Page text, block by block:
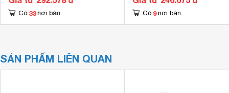
Có 33 nơi bán Có 9 nơi bán
SẢN PHẨM LIÊN QUAN